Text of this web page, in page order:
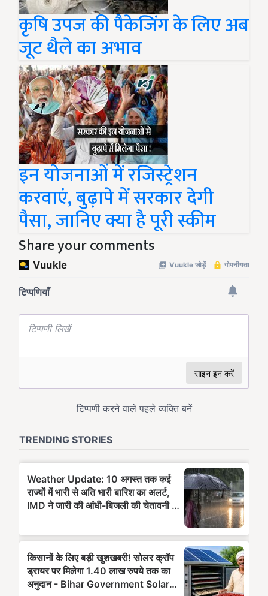
कृषि उपज की पैकेजिंग के लिए अब
जूट थैले का अभाव
इन योजनाओं में रजिस्ट्रेशन
करवाएं, बुढ़ापे में सरकार देगी
पैसा, जानिए क्या है पूरी स्कीम
Share your comments